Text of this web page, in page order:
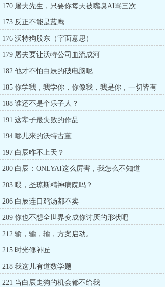
170 屠夫先生，只要你每天被嘴臭AI骂三次
173 反正不能是蓝鹰
176 沃特狗股东（字面意思）
179 屠夫要让沃特公司血流成河
182 他才不怕白辰的破电脑呢
185 你学我，我学你，你像我，我是你，一切皆有
可能
188 谁还不是个乐子人？
191 这辈子最失败的作品
194 哪儿来的沃特古董
197 白辰咋不上天？
200 白辰：ONLYAI这么厉害，我怎么不知道
203 喂，圣琼斯精神病院吗？
206 白辰连口鸡汤都不卖
209 你也不想全世界变成你讨厌的形状吧
212 输，输，输，方案启动。
215 时光修补匠
218 我这儿有道数学题
221 当白辰走狗的机会都不给我